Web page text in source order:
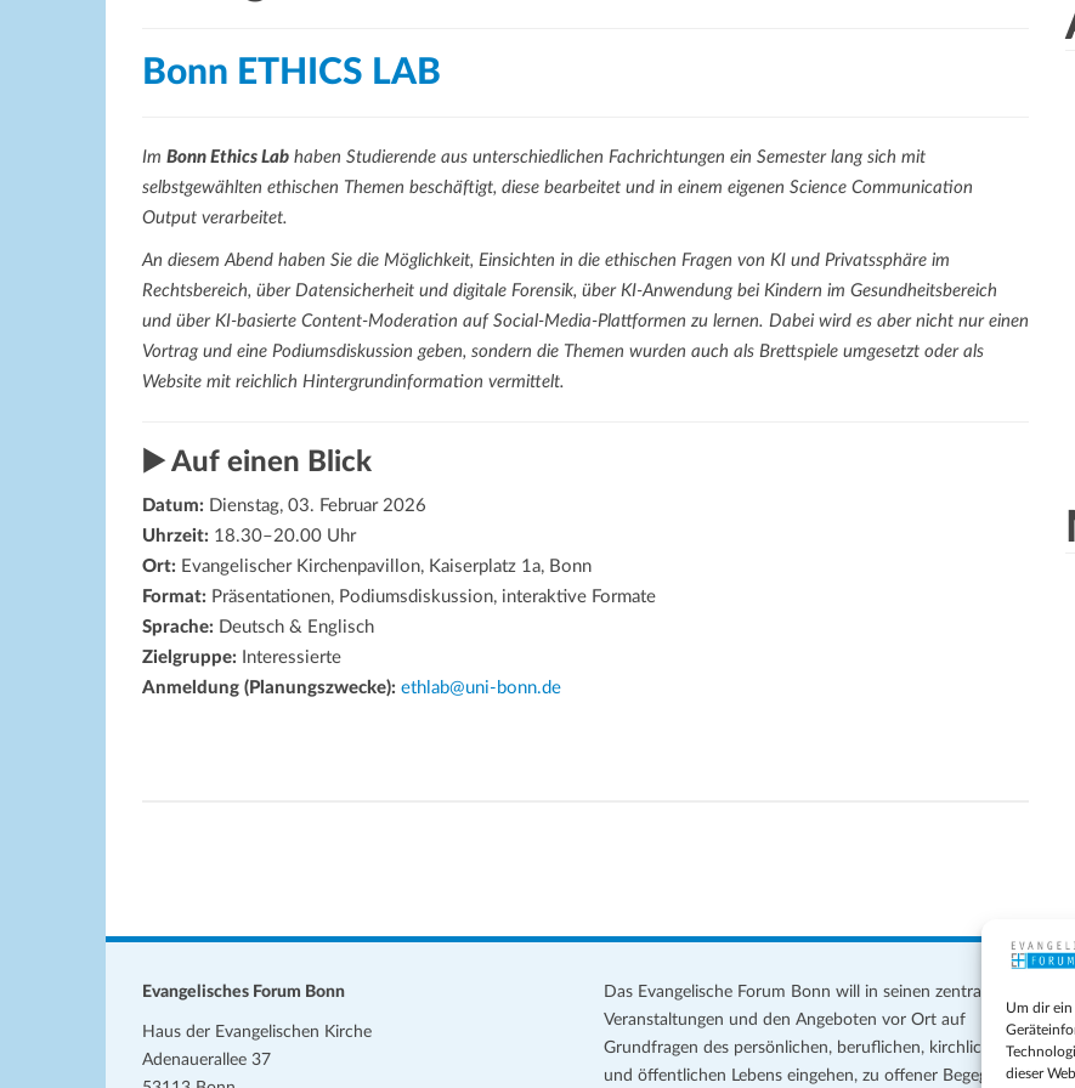
Um dir
dieser
Bonn ETHICS LAB
Im Bonn Ethics Lab haben Studierende aus unterschiedlichen Fachrichtungen ein Semester lang sich mit
selbstgewählten ethischen Themen beschäftigt, diese bearbeitet und in einem eigenen Science Communication
Output verarbeitet.
An diesem Abend haben Sie die Möglichkeit, Einsichten in die ethischen Fragen von KI und Privatssphäre im
Rechtsbereich, über Datensicherheit und digitale Forensik, über KI-Anwendung bei Kindern im Gesundheitsbereich
und über KI-basierte Content-Moderation auf Social-Media-Plattformen zu lernen. Dabei wird es aber nicht nur einen
Vortrag und eine Podiumsdiskussion geben, sondern die Themen wurden auch als Brettspiele umgesetzt oder als
Website mit reichlich Hintergrundinformation vermittelt.
▶️ Auf einen Blick
Datum: Dienstag, 03. Februar 2026
Uhrzeit: 18.30–20.00 Uhr
Ort: Evangelischer Kirchenpavillon, Kaiserplatz 1a, Bonn
Format: Präsentationen, Podiumsdiskussion, interaktive Formate
Sprache: Deutsch & Englisch
Zielgruppe: Interessierte
Anmeldung (Planungszwecke): ethlab@uni-bonn.de
r
Evangelisches Forum Bonn
Haus der Evangelischen Kirche
Adenauerallee 37
Das Evangelische Forum Bonn will in seinen zentralen
Veranstaltungen und den Angeboten vor Ort auf
Grundfragen des persönlichen, beruflichen, kirchlichen
und öffentlichen Lebens eingehen, zu offener Begegnung